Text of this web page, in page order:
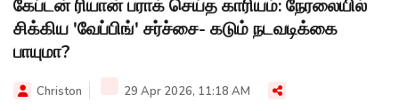
கேப்டன் ரியான் பராக் செய்த காரியம்: நேரலையில்
சிக்கிய 'வேப்பிங்' சர்ச்சை- கடும் நடவடிக்கை
பாயுமா?
Christon 29 Apr 2026, 11:18 AM